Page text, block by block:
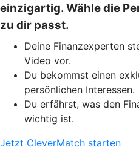
einzigartig. Wähle die
zu dir passt.
Deine Finanzexperten
Video vor.
Du bekommst einen
persönlichen Interessen.
Du erfährst, was den
wichtig ist.
Jetzt CleverMatch starten